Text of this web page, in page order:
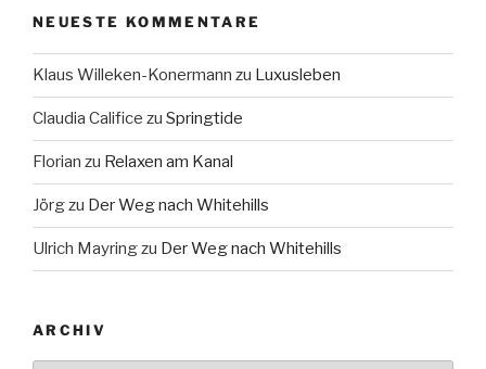
NEUESTE KOMMENTARE
Klaus Willeken-Konermann zu Luxusleben
Claudia Califice zu Springtide
Florian zu Relaxen am Kanal
Jörgzu Der Weg nach Whitehills
Ulrich Mayringzu Der Weg nach Whitehills
ARCHIV